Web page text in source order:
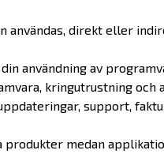
användas, direkt eller
användning av
kringutrustning
support,
medan